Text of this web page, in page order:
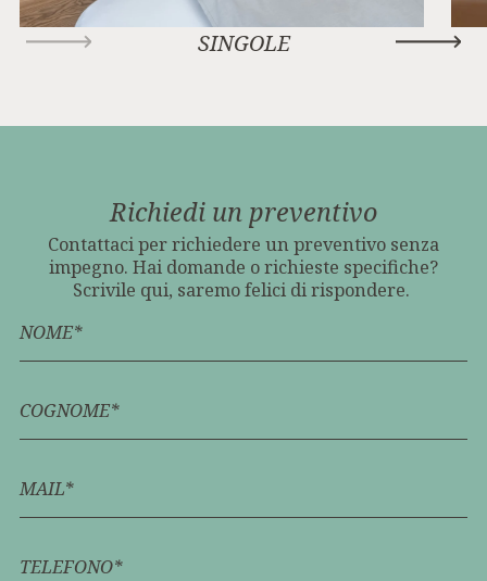
SINGOLE
Richiedi un preventivo
Contattaci per richiedere un preventivo senza
impegno. Hai domande o richieste specifiche?
Scrivile qui, saremo felici di rispondere.
NOME*
COGNOME*
MAIL*
TELEFONO*